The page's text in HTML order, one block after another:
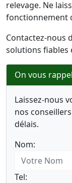
relevage. Ne
fonctionnement
Contactez-nous
solutions fiables
On vous
Laissez-nous
nos
délais.
Nom:
Tel: